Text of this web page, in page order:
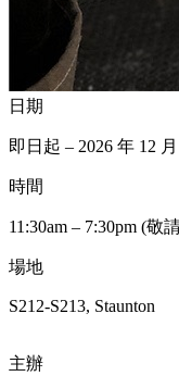
日期
即日起 – 2026 年 12
時間
11:30am – 7:30pm (敬
場地
S212-S213, Staunton
主辦